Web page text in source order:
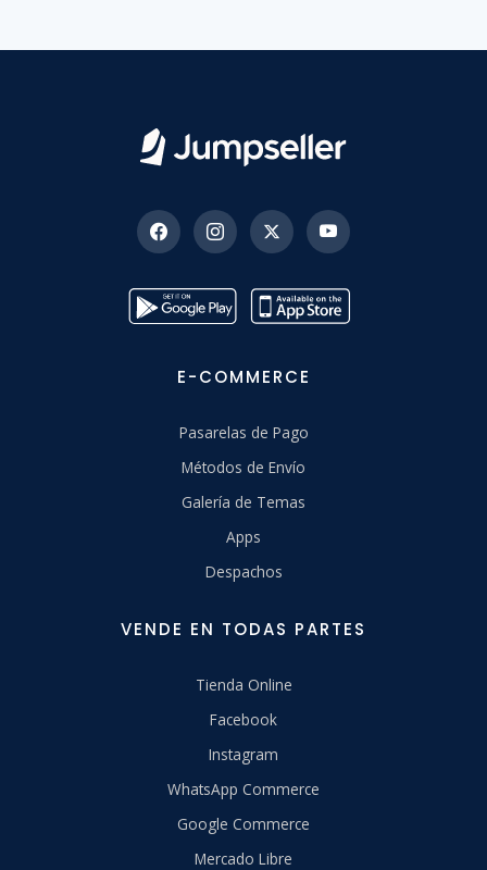
E-COMMERCE
Pasarelas de Pago
Métodos de Envío
Galería de Temas
Apps
Despachos
VENDE EN TODAS PARTES
Tienda Online
Facebook
Instagram
WhatsApp Commerce
Google Commerce
Mercado Libre